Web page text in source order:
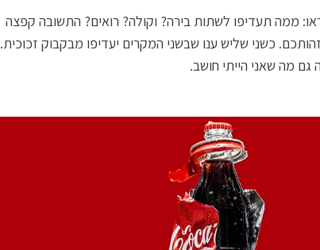
ממה תעדיפו לשתות בירה? וקולה? רואים? התשובה קפצה
כשני שליש ענו שבשני המקרים יעדיפו מבקבוק זכוכית.
מה שאני הייתי חושב.